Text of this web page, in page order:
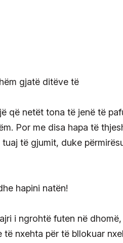
që netët tona të jenë të
Por me disa hapa të
të gjumit, duke
hapini natën!
i ngrohtë futen në
nxehta për të bllokuar